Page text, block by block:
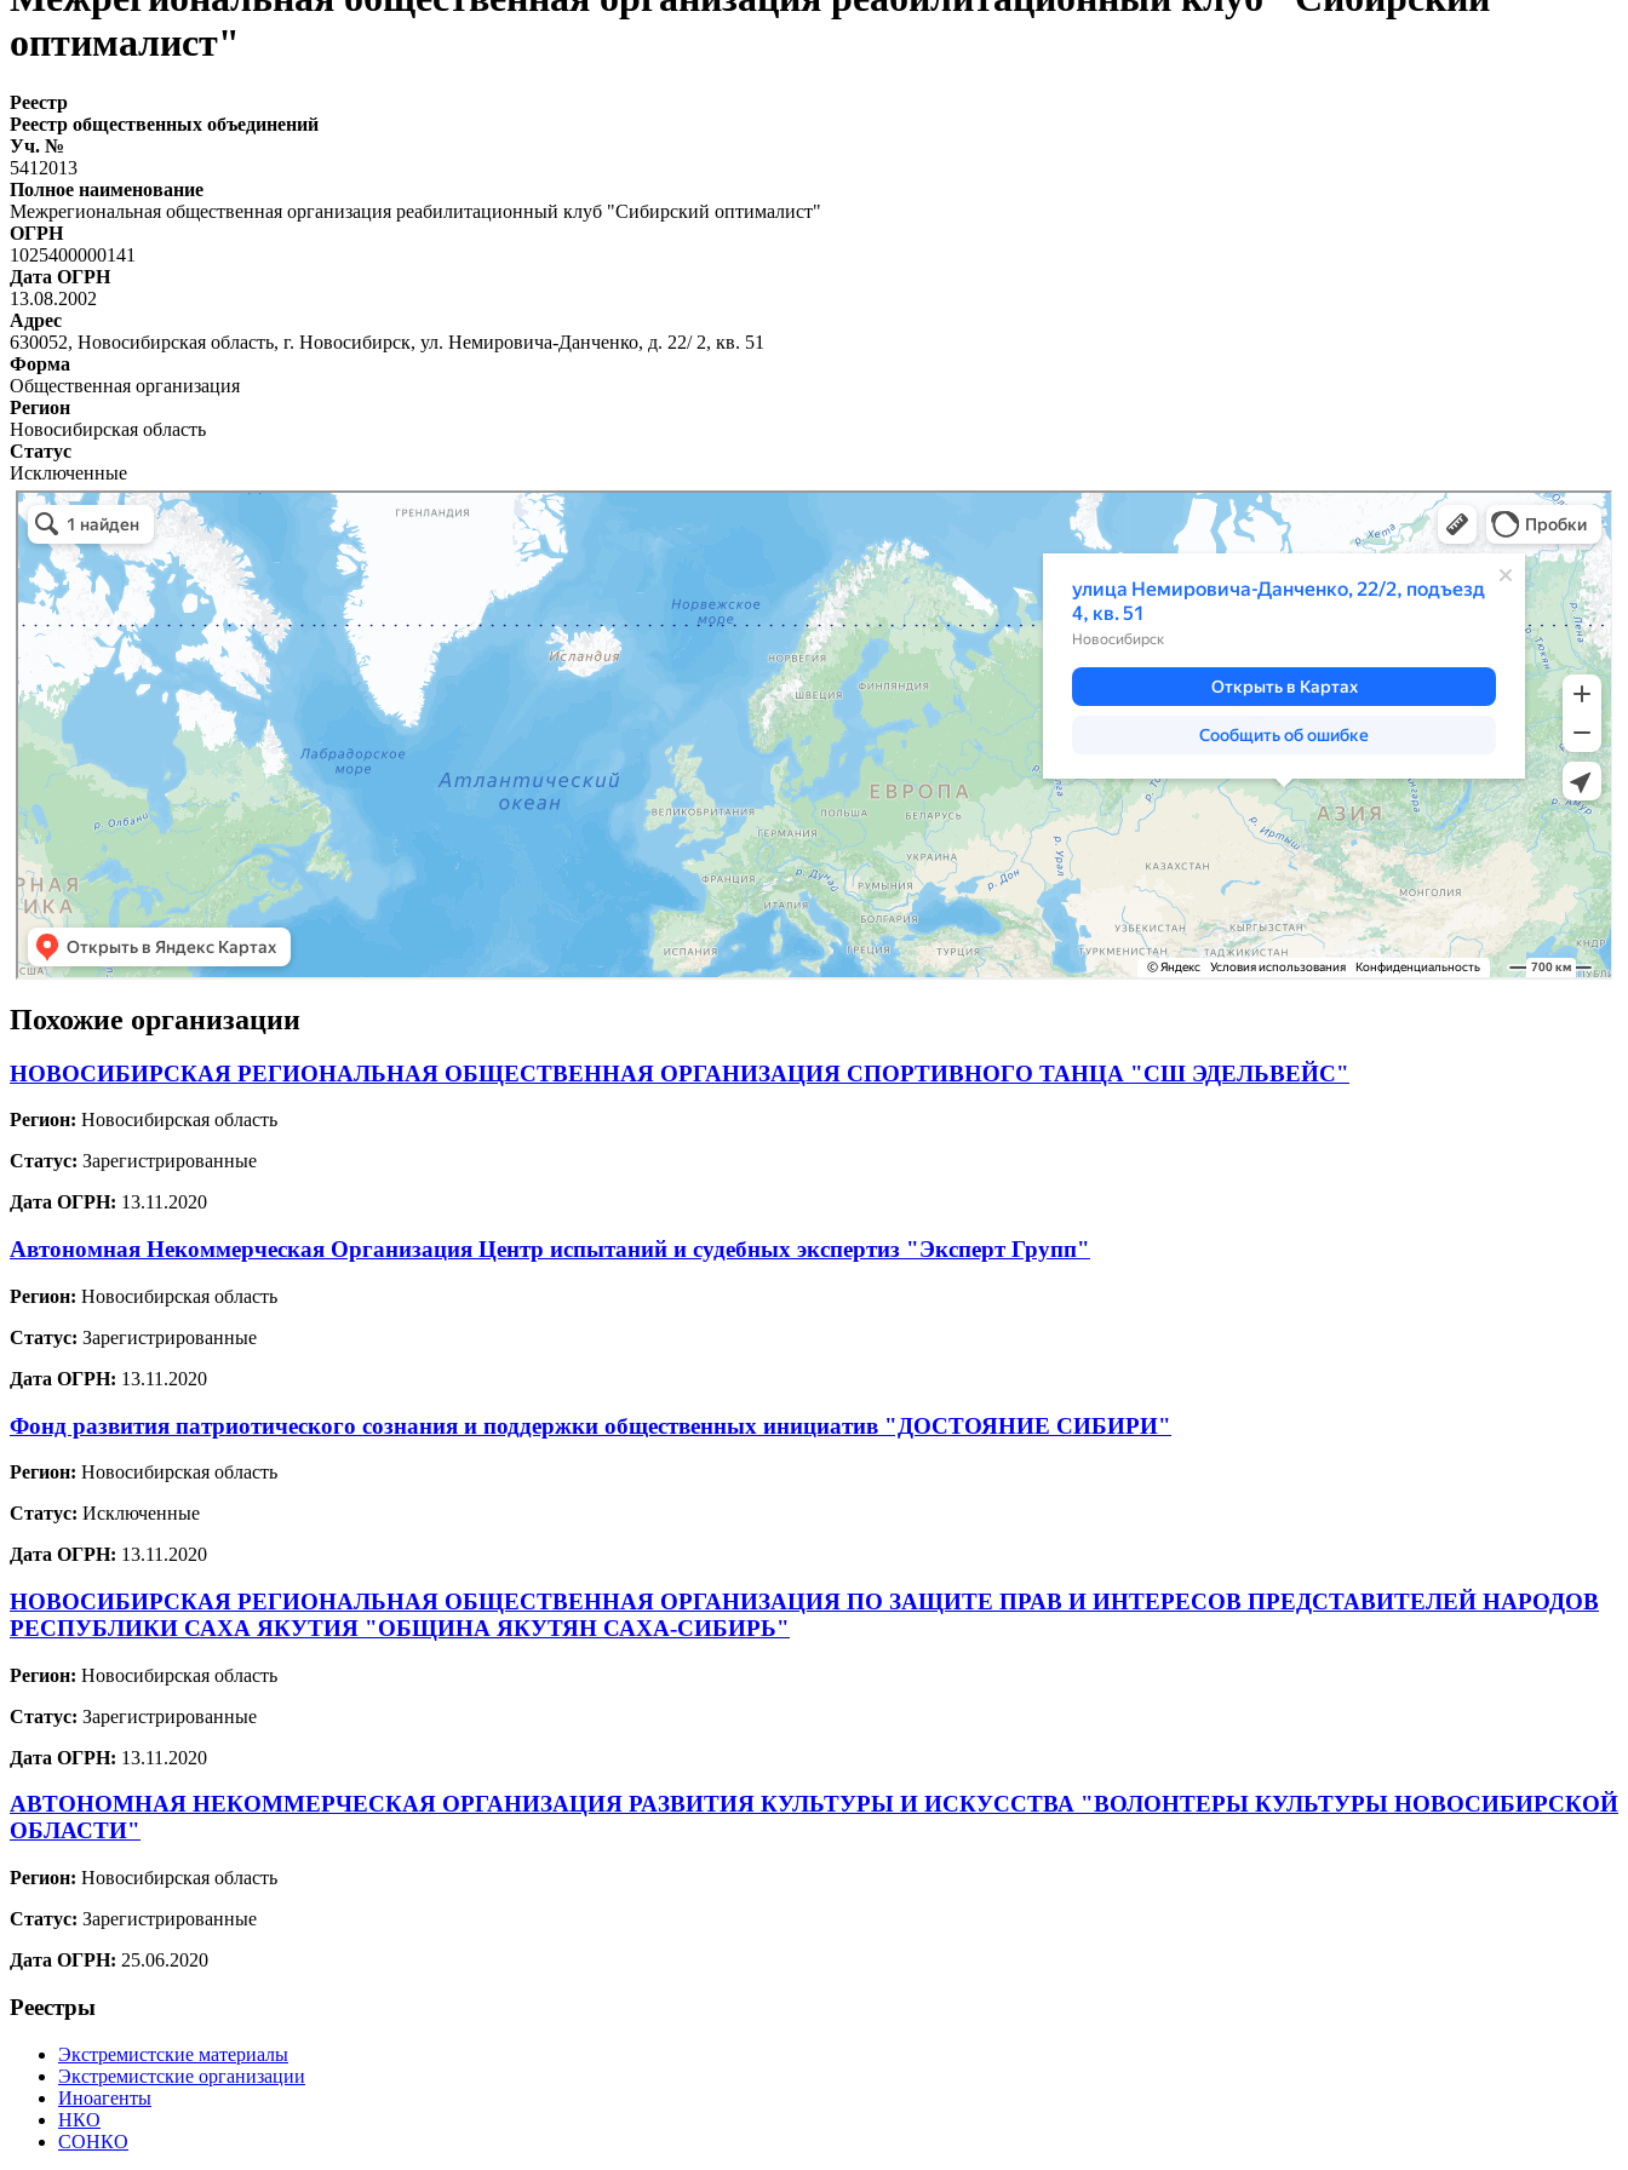
оптималист"
Реестр
Реестр общественных объединений
Уч. №
5412013
Полное наименование
Межрегиональная общественная организация реабилитационный клуб "Сибирский оптималист"
ОГРН
1025400000141
Дата ОГРН
13.08.2002
Адрес
630052, Новосибирская область, г. Новосибирск, ул. Немировича-Данченко, д. 22/ 2, кв. 51
Форма
Общественная организация
Регион
Новосибирская область
Статус
Исключенные
Похожие организации
НОВОСИБИРСКАЯ РЕГИОНАЛЬНАЯ ОБЩЕСТВЕННАЯ ОРГАНИЗАЦИЯ СПОРТИВНОГО ТАНЦА "СШ ЭДЕЛЬВЕЙС"
Регион: Новосибирская область
Статус: Зарегистрированные
Дата ОГРН: 13.11.2020
Автономная Некоммерческая Организация Центр испытаний и судебных экспертиз "Эксперт Групп"
Регион: Новосибирская область
Статус: Зарегистрированные
Дата ОГРН: 13.11.2020
Фонд развития патриотического сознания и поддержки общественных инициатив "ДОСТОЯНИЕ СИБИРИ"
Регион: Новосибирская область
Статус: Исключенные
Дата ОГРН: 13.11.2020
НОВОСИБИРСКАЯ РЕГИОНАЛЬНАЯ ОБЩЕСТВЕННАЯ ОРГАНИЗАЦИЯ ПО ЗАЩИТЕ ПРАВ И ИНТЕРЕСОВ ПРЕДСТАВИТЕЛЕЙ НАРОДОВ
РЕСПУБЛИКИ САХА ЯКУТИЯ "ОБЩИНА ЯКУТЯН САХА-СИБИРЬ"
Регион: Новосибирская область
Статус: Зарегистрированные
Дата ОГРН: 13.11.2020
АВТОНОМНАЯ НЕКОММЕРЧЕСКАЯ ОРГАНИЗАЦИЯ РАЗВИТИЯ КУЛЬТУРЫ И ИСКУССТВА "ВОЛОНТЕРЫ КУЛЬТУРЫ НОВОСИБИРСКОЙ
ОБЛАСТИ"
Регион: Новосибирская область
Статус: Зарегистрированные
Дата ОГРН: 25.06.2020
Реестры
Экстремистские материалы
Экстремистские организации
Иноагенты
НКО
СОНКО